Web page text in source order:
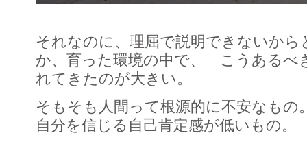
それなのに、理屈で説明できないか
か、育った環境の中で、「こうあるべ
れてきたのが大きい。
そもそも人間って根源的に不安なもの
自分を信じる自己肯定感が低いもの。